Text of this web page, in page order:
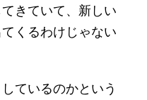
きていて、新しい
くるわけじゃない
ているのかという